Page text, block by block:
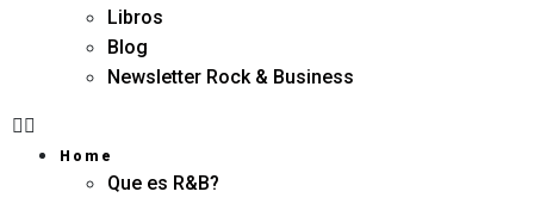
Libros
Blog
Newsletter Rock & Business
Home
Que es R&B?